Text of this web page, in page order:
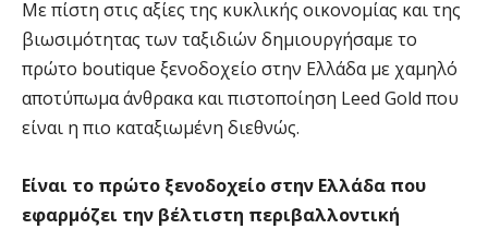
Με πίστη στις αξίες της κυκλικής οικονομίας και της
βιωσιμότητας των ταξιδιών δημιουργήσαμε το
πρώτο boutique ξενοδοχείο στην Ελλάδα με χαμηλό
αποτύπωμα άνθρακα και πιστοποίηση Leed Gold που
είναι η πιο καταξιωμένη διεθνώς.
Είναι το πρώτο ξενοδοχείο στην Ελλάδα που
εφαρμόζει την βέλτιστη περιβαλλοντική